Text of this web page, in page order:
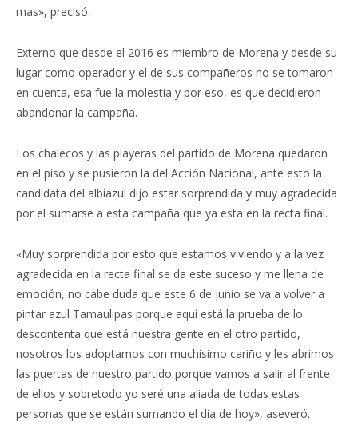
mas», precisó.
Externo que desde el 2016 es miembro de Morena y desde su
lugar como operador y el de sus compañeros no se tomaron
en cuenta, esa fue la molestia y por eso, es que decidieron
abandonar la campaña.
Los chalecos y las playeras del partido de Morena quedaron
en el piso y se pusieron la del Acción Nacional, ante esto la
candidata del albiazul dijo estar sorprendida y muy agradecida
por el sumarse a esta campaña que ya esta en la recta final.
«Muy sorprendida por esto que estamos viviendo y a la vez
agradecida en la recta final se da este suceso y me llena de
emoción, no cabe duda que este 6 de junio se va a volver a
pintar azul Tamaulipas porque aquí está la prueba de lo
descontenta que está nuestra gente en el otro partido,
nosotros los adoptamos con muchísimo cariño y les abrimos
las puertas de nuestro partido porque vamos a salir al frente
de ellos y sobretodo yo seré una aliada de todas estas
personas que se están sumando el día de hoy», aseveró.